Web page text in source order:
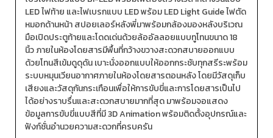
LED ไฟท้าย และไฟเบรกแบบ LED พร้อม LED Light Guide ไฟตัด
หมอกด้านหน้า สปอยเลอร์หลังพี่มาพร้อมกล้องมองหลังบริเวณ
มือเปิดประตูท้ายและโดดเด่นด้วยล้ออัลลอยแบบทูโทนขนาด 18
นิ้ว ภายในห้องโดยสารมีพื้นที่กว้างขวางสะดวกสบายออกแบบ
ด้วยโทนสีเข้มดูดุดัน เบาะนั่งออกแบบให้ออกกระชับทุกสรีระพร้อม
ระบบหมุนเวียนอากาศภายในห้องโดยสารตอนหลัง โดยมีวัสดุเก็บ
เสียงและวัสดุกันกระเทือนเพื่อให้การขับขี่และการโดยสารเป็นไป
ได้อย่างราบรื่นและสะดวกสบายมากที่สุด มาพร้อมจอแสดง
ข้อมูลการขับขี่แบบสีที่มี 3D Animation พร้อมติดตั้งอุปกรณ์และ
ฟังก์ชั่นอำนวยความสะดวกที่ครบครัน